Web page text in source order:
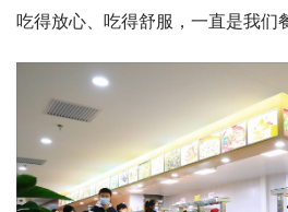
吃得放心、吃得舒服，一直是我们